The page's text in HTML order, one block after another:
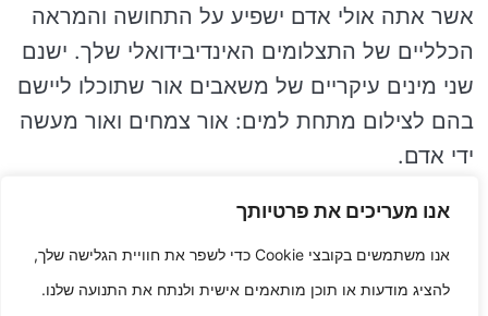
אנו מעריכים את פרטיותך
אנו משתמשים בקובצי Cookie כדי לשפר את חוויית הגלישה שלך,
להציג מודעות או תוכן מותאמים אישית ולנתח את התנועה שלנו.
אשר אתה אולי אדם ישפיע על התחושה והמראה
הכלליים של התצלומים האינדיבידואלי שלך. ישנם
שני מינים עיקריים של משאבים אור שתוכלו ליישם
בהם לצילום מתחת למים: אור צמחים ואור מעשה
ידי אדם.
אור צמחים הוא אור השמש שמגיע מהשמש. שזה
אולי מעין אור השמש הטיפוסי ביותר המשמש
לצילום מתחת למים. סכום אור השמש הטבעי